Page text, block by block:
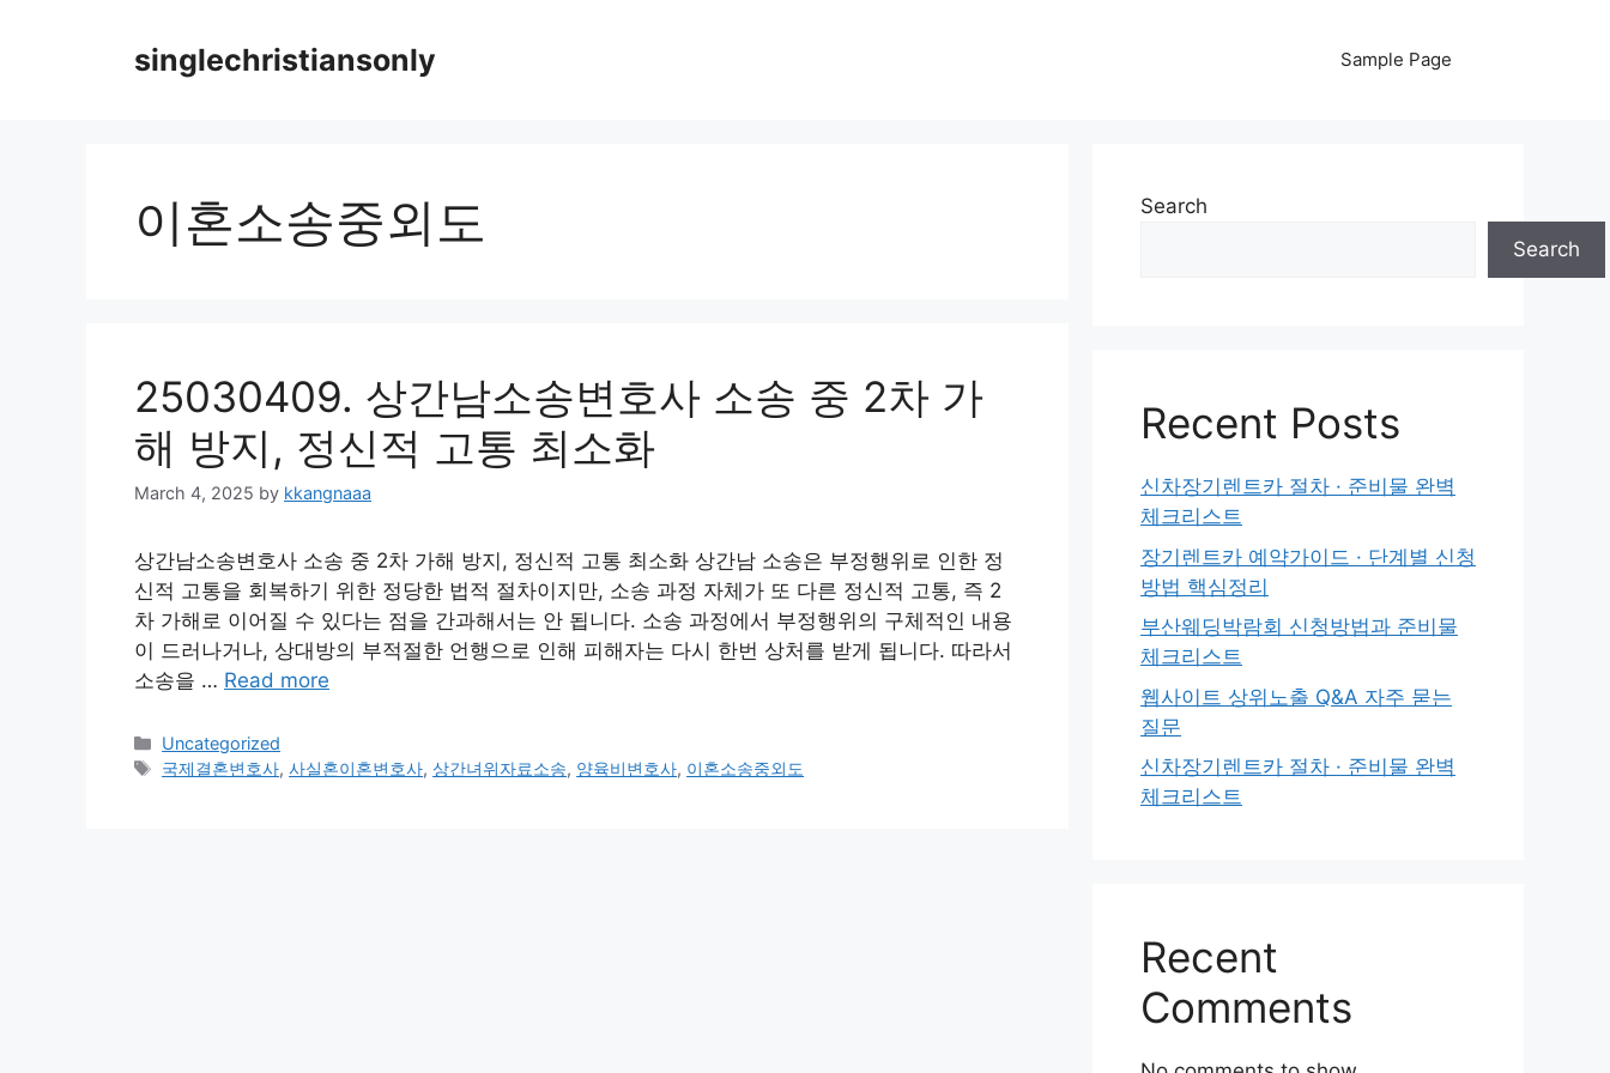
singlechristiansonly Sample Page
이혼소송중외도
25030409. 상간남소송변호사 소송 중 2차 가
해 방지, 정신적 고통 최소화
March 4, 2025 by kkangnaaa
상간남소송변호사 소송 중 2차 가해 방지, 정신적 고통 최소화 상간남 소송은 부정행위로 인한 정
신적 고통을 회복하기 위한 정당한 법적 절차이지만, 소송 과정 자체가 또 다른 정신적 고통, 즉 2
차 가해로 이어질 수 있다는 점을 간과해서는 안 됩니다. 소송 과정에서 부정행위의 구체적인 내용
이 드러나거나, 상대방의 부적절한 언행으로 인해 피해자는 다시 한번 상처를 받게 됩니다. 따라서
소송을 … Read more
Categories
Uncategorized
Tags
국제결혼변호사,사실혼이혼변호사,상간녀위자료소송, 양육비변호사, 이혼소송중외도
Search
Search
Recent Posts
신차장기렌트카 절차 · 준비물 완벽
체크리스트
장기렌트카 예약가이드 · 단계별 신청
방법 핵심정리
부산웨딩박람회 신청방법과 준비물
체크리스트
웹사이트 상위노출 Q&A 자주 묻는
질문
신차장기렌트카 절차 · 준비물 완벽
체크리스트
Recent
Comments